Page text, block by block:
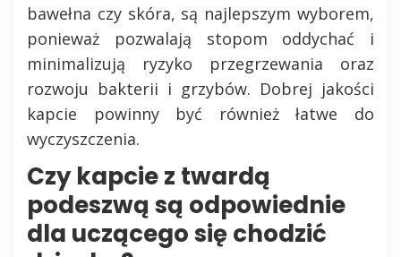
bawełna czy skóra, są najlepszym wyborem,
ponieważ pozwalają stopom oddychać i
minimalizują ryzyko przegrzewania oraz
rozwoju bakterii i grzybów. Dobrej jakości
kapcie powinny być również łatwe do
wyczyszczenia.
Czy kapcie z twardą
podeszwą są odpowiednie
dla uczącego się chodzić